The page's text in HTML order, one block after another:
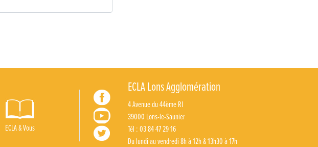
ECLA & Vous
ECLA Lons Agglomération
4 Avenue du 44ème RI
39000 Lons-le-Saunier
Tél : 03 84 47 29 16
Du lundi au vendredi 8h à 12h & 13h30 à 17h